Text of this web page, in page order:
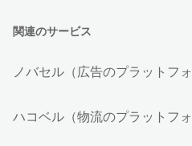
関連のサービス
ノバセル（広告のプラットフォ
ハコベル（物流のプラットフォ